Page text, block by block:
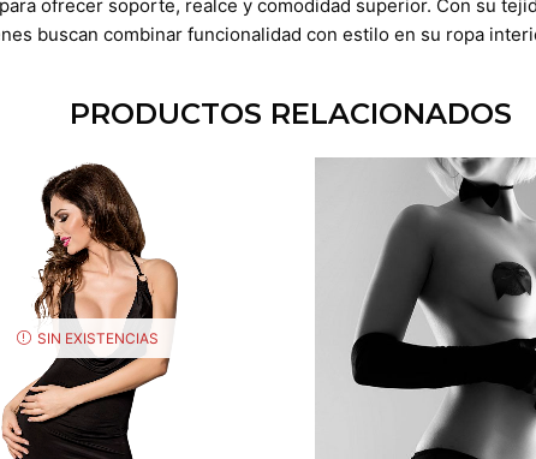
ofrecer soporte, realce y comodidad superior. Con su
buscan combinar funcionalidad con estilo en su ropa
PRODUCTOS RELACIONADOS
SIN EXISTENCIAS